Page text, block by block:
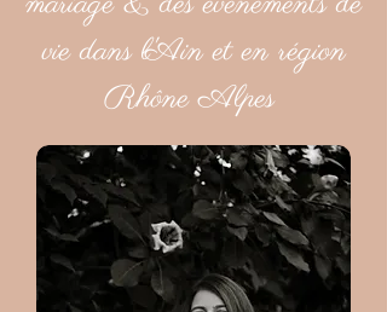
vie dans l'Ain et en région
Rhône Alpes